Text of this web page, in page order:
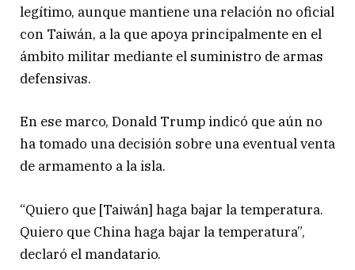
legítimo, aunque mantiene una relación no oficial
con Taiwán, a la que apoya principalmente en el
ámbito militar mediante el suministro de armas
defensivas.
En ese marco, Donald Trump indicó que aún no
ha tomado una decisión sobre una eventual venta
de armamento a la isla.
“Quiero que [Taiwán] haga bajar la temperatura.
Quiero que China haga bajar la temperatura”,
declaró el mandatario.